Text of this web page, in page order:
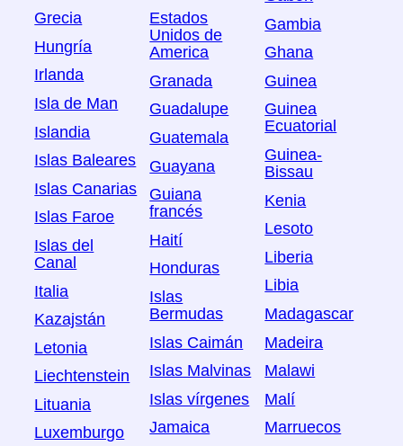
Grecia
Hungría
Irlanda
Isla de Man
Islandia
Islas Baleares
Islas Canarias
Islas Faroe
Islas del
Canal
Italia
Kazajstán
Letonia
Liechtenstein
Lituania
Luxemburgo
Estados
Unidos de
America
Granada
Guadalupe
Guatemala
Guayana
Guiana
francés
Haití
Honduras
Islas
Bermudas
Islas Caimán
Islas Malvinas
Islas vírgenes
Jamaica
Gambia
Ghana
Guinea
Guinea
Ecuatorial
Guinea-
Bissau
Kenia
Lesoto
Liberia
Libia
Madagascar
Madeira
Malawi
Malí
Marruecos